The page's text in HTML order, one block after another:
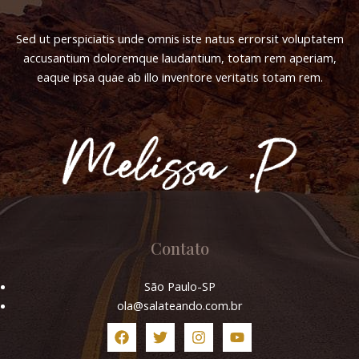
Sed ut perspiciatis unde omnis iste natus errorsit voluptatem
accusantium doloremque laudantium, totam rem aperiam,
eaque ipsa quae ab illo inventore veritatis totam rem.
Contato
São Paulo-SP
ola@salateando.com.br